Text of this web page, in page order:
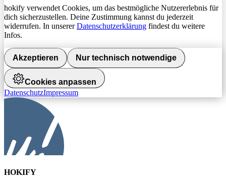
hokify verwendet Cookies, um das bestmögliche Nutzererlebnis für
dich sicherzustellen. Deine Zustimmung kannst du jederzeit
widerrufen. In unsererDatenschutzerklärung findest du weitere
Infos.
Akzeptieren Nur technisch notwendige
Cookies anpassen
DatenschutzImpressum
HOKIFY